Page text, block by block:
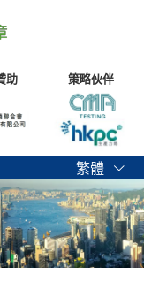
助 策略伙伴
繁體